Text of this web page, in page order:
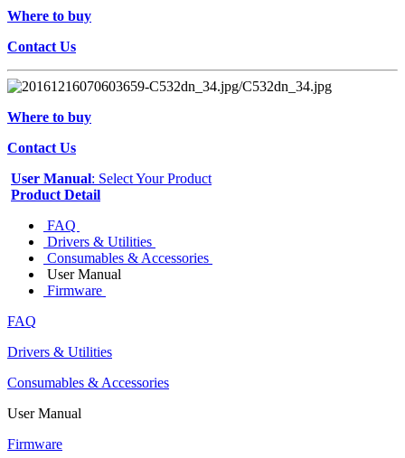
Where to buy
Contact Us
Where to buy
Contact Us
User Manual: Select Your Product
Product Detail
FAQ
Drivers & Utilities
Consumables & Accessories
User Manual
Firmware
FAQ
Drivers & Utilities
Consumables & Accessories
User Manual
Firmware